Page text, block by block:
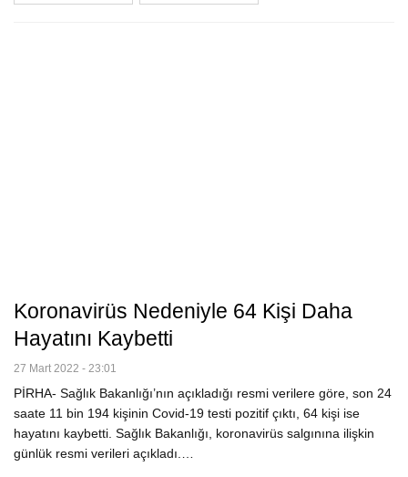
Koronavirüs Nedeniyle 64 Kişi Daha
Hayatını Kaybetti
27 Mart 2022 - 23:01
PİRHA- Sağlık Bakanlığı’nın açıkladığı resmi verilere göre, son 24
saate 11 bin 194 kişinin Covid-19 testi pozitif çıktı, 64 kişi ise
hayatını kaybetti. Sağlık Bakanlığı, koronavirüs salgınına ilişkin
günlük resmi verileri açıkladı.…